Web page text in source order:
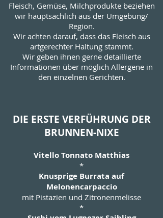
Fleisch, Gemüse, Milchprodukte beziehen
wir hauptsächlich aus der Umgebung/
Region.
Wir achten darauf, dass das Fleisch aus
artgerechter Haltung stammt.
Wir geben ihnen gerne detaillierte
Informationen über möglich Allergene in
den einzelnen Gerichten.
DIE ERSTE VERFÜHRUNG DER
BRUNNEN-NIXE
Vitello Tonnato Matthias
*
Knusprige Burrata auf
Melonencarpaccio
mit Pistazien und Zitronenmelisse​
*